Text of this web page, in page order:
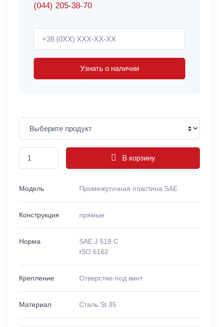
(044) 205-38-70
Узнать о наличии
В корзину
Модель Промежуточная пластина SAE
Конструкция прямые
Норма
SAE J 518 C
ISO 6162
Крепление Отверстие под винт
Материал Сталь St 35